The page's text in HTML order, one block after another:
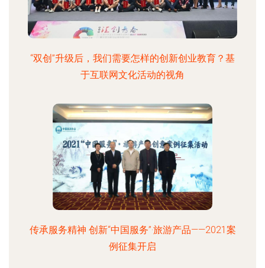
“双创”升级后，我们需要怎样的创新创业教育？基
于互联网文化活动的视角
传承服务精神 创新“中国服务”·旅游产品——2021案
例征集开启